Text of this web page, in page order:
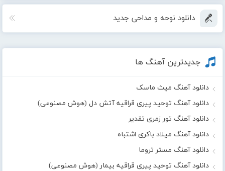
دانلود نوحه و مداحی جدید
جدیدترین آهنگ ها
دانلود آهنگ میث ماسک
دانلود آهنگ توحید پیری قراقیه آتش دل (هوش مصنوعی)
دانلود آهنگ تور زمری تقدیر
دانلود آهنگ میلاد باکری اشتباه
دانلود آهنگ مستر تروما
دانلود آهنگ توحید پیری قراقیه بیمار (هوش مصنوعی)